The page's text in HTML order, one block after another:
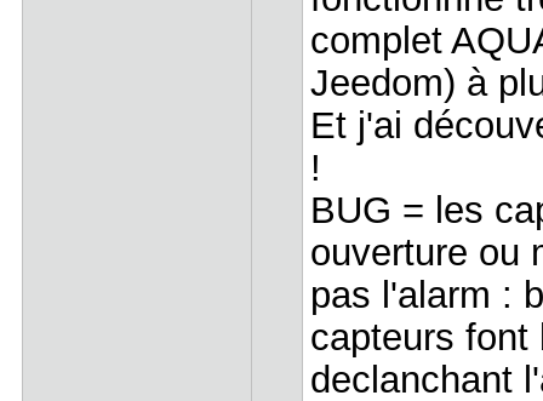
complet
Jeedom) à
Et j'ai
!
BUG = les
ouverture ou
pas l'alarm :
capteurs font
declanchant